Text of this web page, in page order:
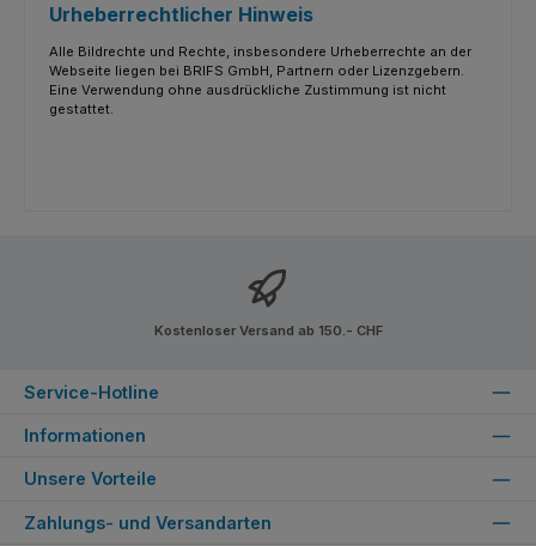
Urheberrechtlicher Hinweis
Alle Bildrechte und Rechte, insbesondere Urheberrechte an der
Webseite liegen bei BRIFS GmbH, Partnern oder Lizenzgebern.
Eine Verwendung ohne ausdrückliche Zustimmung ist nicht
gestattet.
Kostenloser Versand ab 150.- CHF
Service-Hotline
Informationen
Unsere Vorteile
Zahlungs- und Versandarten